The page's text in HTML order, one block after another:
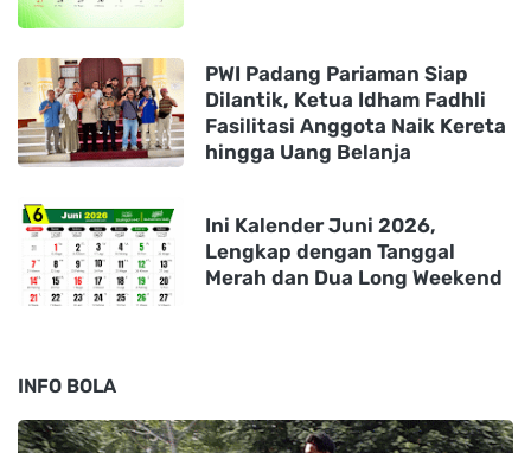
PWI Padang Pariaman Siap
Dilantik, Ketua Idham Fadhli
Fasilitasi Anggota Naik Kereta
hingga Uang Belanja
Ini Kalender Juni 2026,
Lengkap dengan Tanggal
Merah dan Dua Long Weekend
INFO BOLA